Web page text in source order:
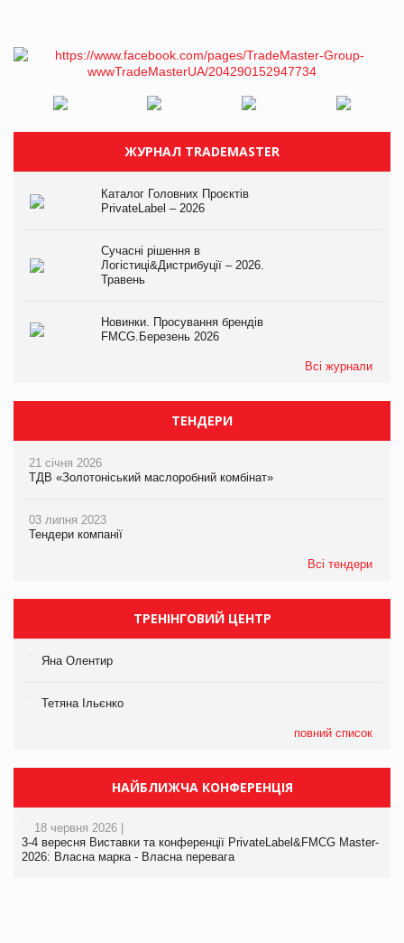
ЖУРНАЛ TRADEMASTER
Каталог Головних Проєктів
PrivateLabel – 2026
Сучасні рішення в
Логістиці&Дистрибуції – 2026.
Травень
Новинки. Просування брендів
FMCG.Березень 2026
Всі журнали
ТЕНДЕРИ
21 січня 2026
ТДВ «Золотоніський маслоробний комбінат»
03 липня 2023
Тендери компанії
Всі тендери
ТРЕНІНГОВИЙ ЦЕНТР
Яна Олентир
Тетяна Ільєнко
повний список
НАЙБЛИЖЧА КОНФЕРЕНЦІЯ
18 червня 2026 |
3-4 вересня Виставки та конференції PrivateLabel&FMCG Master-
2026: Власна марка - Власна перевага